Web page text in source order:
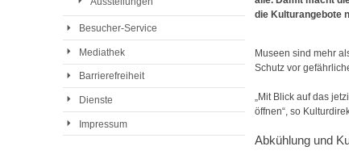
die Kulturangebote
Museen sind mehr
Schutz vor
„Mit Blick auf das
öffnen“, so
Abkühlung und
Besucher-Service
Mediathek
Barrierefreiheit
Dienste
Impressum